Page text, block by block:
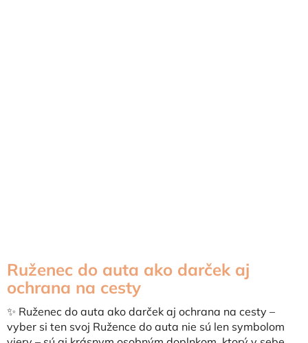
Ruženec do auta ako darček aj
ochrana na cesty
✨ Ruženec do auta ako darček aj ochrana na cesty –
vyber si ten svoj Ružence do auta nie sú len symbolom